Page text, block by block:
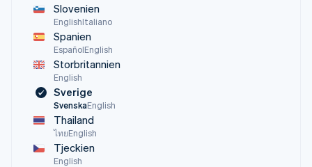
Slovenien
EnglishItaliano
Spanien
EspañolEnglish
Storbritannien
English
Sverige
SvenskaEnglish
Thailand
ไทยEnglish
Tjeckien
English